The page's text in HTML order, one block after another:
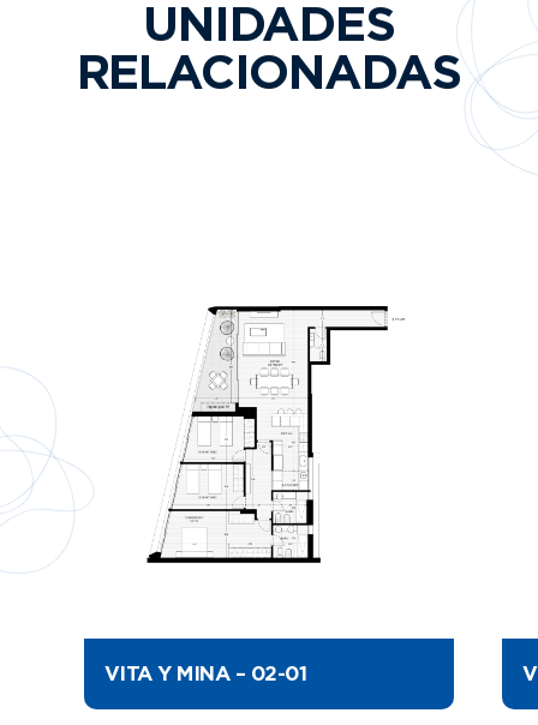
UNIDADES
RELACIONADAS
VITA Y MINA – 02-01